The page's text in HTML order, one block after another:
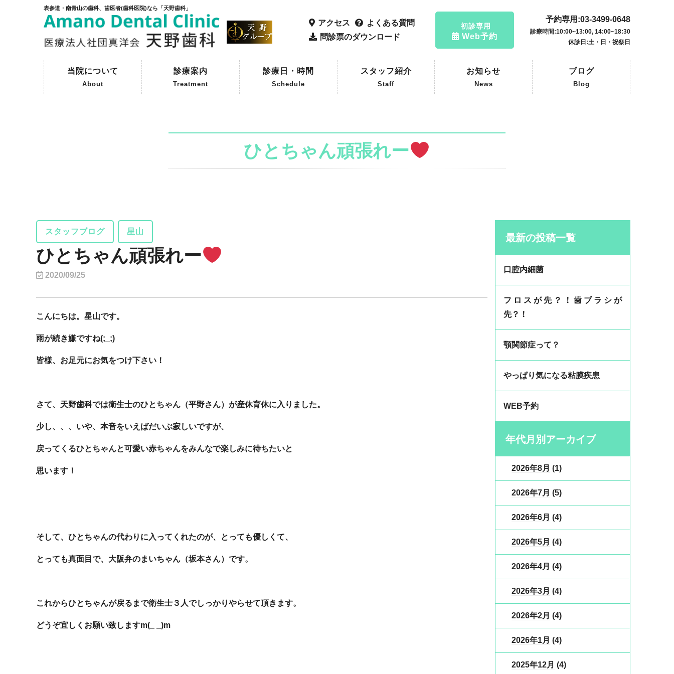
表参道・南青山の歯科、歯医者(歯科医院)なら「天野歯科」
アクセス
よくある質問
問診票のダウンロード
初診専用
Web予約
予約専用:03-3499-0648
診療時間:10:00~13:00, 14:00~18:30
休診日:土・日・祝祭日
当院について
About
診療案内
Treatment
診療日・時間
Schedule
スタッフ紹介
Staff
お知らせ
News
ブログ
Blog
ひとちゃん頑張れー
スタッフブログ 星山
ひとちゃん頑張れー
2020/09/25
こんにちは。星山です。
雨が続き嫌ですね(;_;)
皆様、お足元にお気をつけ下さい！
さて、天野歯科では衛生士のひとちゃん（平野さん）が産休育休に入りました。
少し、、、いや、本音をいえばだいぶ寂しいですが、
戻ってくるひとちゃんと可愛い赤ちゃんをみんなで楽しみに待ちたいと
思います！
そして、ひとちゃんの代わりに入ってくれたのが、とっても優しくて、
とっても真面目で、大阪弁のまいちゃん（坂本さん）です。
これからひとちゃんが戻るまで衛生士３人でしっかりやらせて頂きます。
どうぞ宜しくお願い致しますm(_ _)m
最新の投稿一覧
口腔内細菌
フロスが先？！歯ブラシが
先？！
顎関節症って？
やっぱり気になる粘膜疾患
WEB予約
年代月別アーカイブ
2026年8月 (1)
2026年7月 (5)
2026年6月 (4)
2026年5月 (4)
2026年4月 (4)
2026年3月 (4)
2026年2月 (4)
2026年1月 (4)
2025年12月 (4)